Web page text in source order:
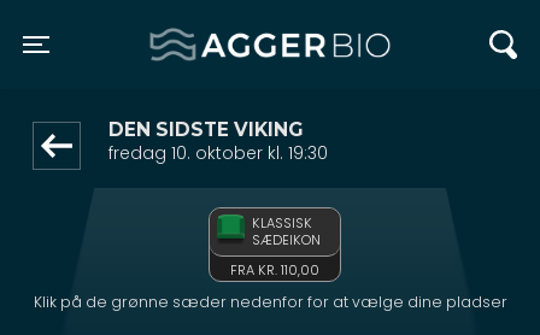
Toggle navigation
Agger BIO
DEN SIDSTE VIKING
fredag 10. oktober kl. 19:30
KLASSISK
SÆDEIKON
FRA KR. 110,00
Klik på de grønne sæder nedenfor for at vælge dine pladser
front05-temp 043329